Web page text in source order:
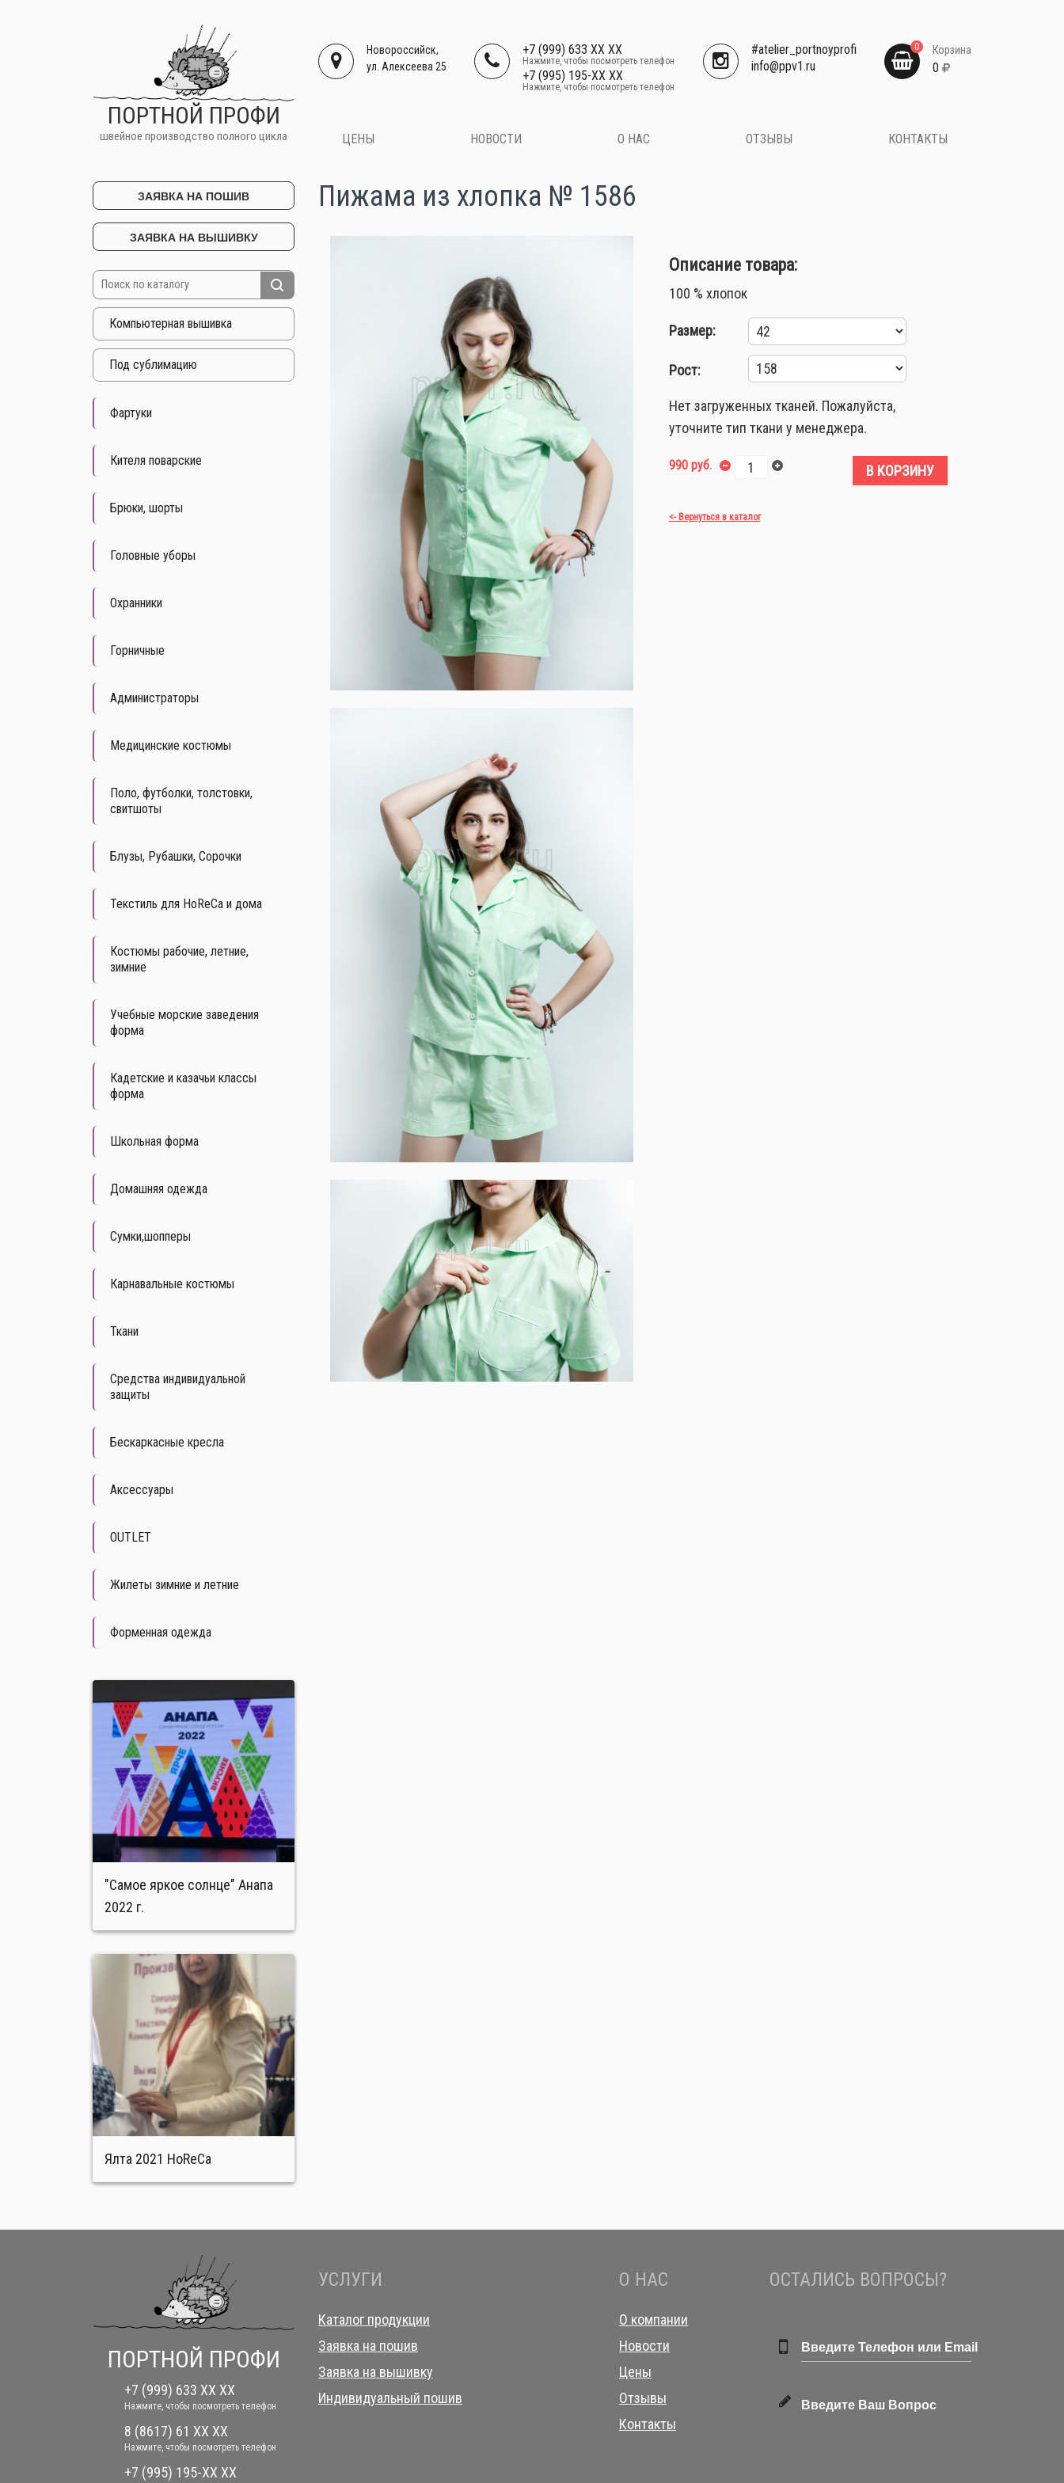
ПОРТНОЙ ПРОФИ
швейное производство полного цикла
Новороссийск,
ул. Алексеева 25
+7 (999) 633 XX XX
Нажмите, чтобы посмотреть телефон
+7 (995) 195-XX XX
Нажмите, чтобы посмотреть телефон
#atelier_portnoyprofi
​info@ppv1.ru
0 Корзина
0
ЦЕНЫ НОВОСТИ О НАС ОТЗЫВЫ КОНТАКТЫ
ЗАЯВКА НА ПОШИВ
ЗАЯВКА НА ВЫШИВКУ
Компьютерная вышивка
Под cублимацию
Фартуки
Кителя поварские
Брюки, шорты
Головные уборы
Охранники
Горничные
Администраторы
Медицинские костюмы
Поло, футболки, толстовки,
свитшоты
Блузы, Рубашки, Сорочки
Текстиль для HoReCa и дома
Костюмы рабочие, летние,
зимние
Учебные морские заведения
форма
Кадетские и казачьи классы
форма
Школьная форма
Домашняя одежда
Сумки,шопперы
Карнавальные костюмы
Ткани
Средства индивидуальной
защиты
Бескаркасные кресла
Аксессуары
OUTLET
Жилеты зимние и летние
Форменная одежда
"Самое яркое солнце" Анапа
2022 г.
Ялта 2021 HoReCa
Пижама из хлопка № 1586
Описание товара:
100 % хлопок
Размер:
Рост:
Нет загруженных тканей. Пожалуйста,
уточните тип ткани у менеджера.
990 руб. В КОРЗИНУ
<- Вернуться в каталог
ПОРТНОЙ ПРОФИ
+7 (999) 633 XX XX
Нажмите, чтобы посмотреть телефон
8 (8617) 61 XX XX
Нажмите, чтобы посмотреть телефон
+7 (995) 195-XX XX
УСЛУГИ
Каталог продукции
Заявка на пошив
Заявка на вышивку
Индивидуальный пошив
О НАС
О компании
Новости
Цены
Отзывы
Контакты
ОСТАЛИСЬ ВОПРОСЫ?
Введите Телефон или Email
Введите Ваш Вопрос